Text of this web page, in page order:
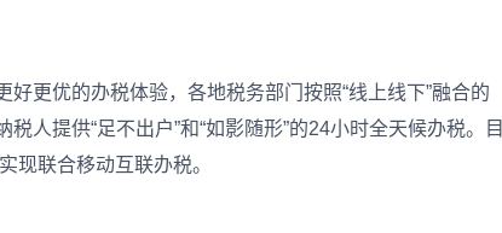
更优的办税体验，各地税务部门按照“线上线下”融合的
人提供“足不出户”和“如影随形”的24小时全天候办税。目
现联合移动互联办税。